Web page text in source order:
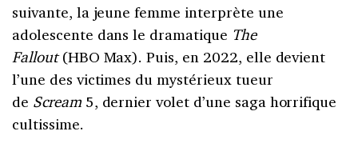
suivante, la jeune femme interprète une
adolescente dans le dramatique The
Fallout(HBO Max). Puis, en 2022, elle devient
l’une des victimes du mystérieux tueur
de Scream5, dernier volet d’une saga horrifique
cultissime.